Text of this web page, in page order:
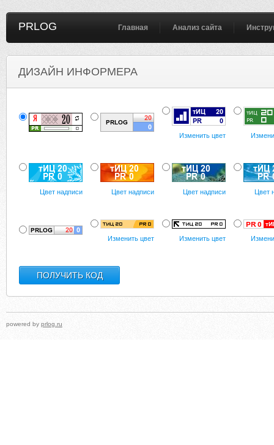
PRLOG Главная Анализ сайта
ДИЗАЙН ИНФОРМЕРА
Изменить цвет
Цвет надписи Цвет надписи Цвет надписи Цвет
Изменить цвет Изменить цвет
powered by prlog.ru